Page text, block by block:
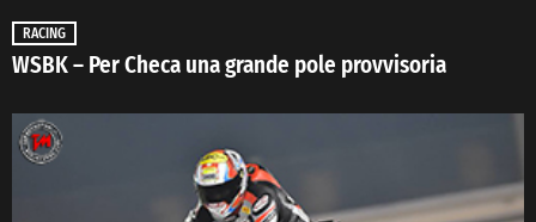
RACING
WSBK – Per Checa una grande pole provvisoria